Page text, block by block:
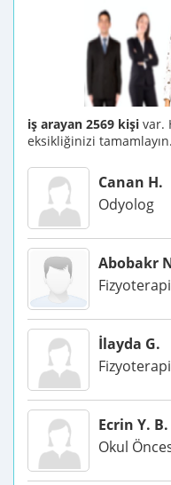
iş arayan 2569 kişi var.
eksikliğinizi tamamlayın.
Canan H.
Odyolog
Abobakr
İlayda G.
Ecrin Y. B.
Okul